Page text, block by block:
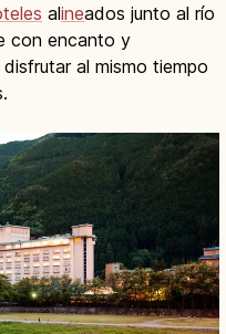
alineados junto al río
con encanto y
al mismo tiempo